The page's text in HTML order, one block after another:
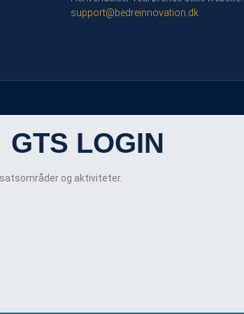
support@bedreinnovation.dk
GTS LOGIN
og aktiviteter.